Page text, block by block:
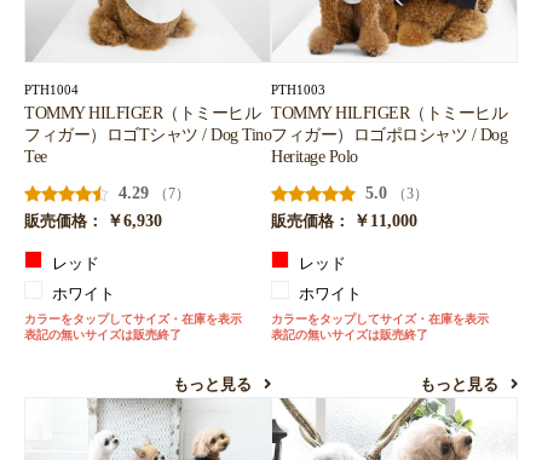
PTH1004
TOMMY HILFIGER（トミーヒル
フィガー）ロゴTシャツ / Dog Tino
Tee
4.29
（7）
販売価格：
￥6,930
レッド
ホワイト
カラーをタップしてサイズ・在庫を表示
表記の無いサイズは販売終了
もっと見る
PTH1003
TOMMY HILFIGER（トミーヒル
フィガー）ロゴポロシャツ / Dog
Heritage Polo
5.0
（3）
販売価格：
￥11,000
レッド
ホワイト
カラーをタップしてサイズ・在庫を表示
表記の無いサイズは販売終了
もっと見る
お買い物を続ける カートへ進む